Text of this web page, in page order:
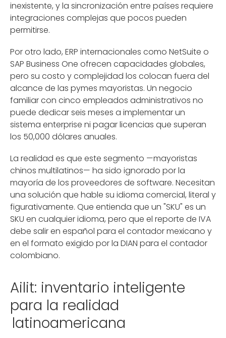
inexistente, y la sincronización entre países requiere
integraciones complejas que pocos pueden
permitirse.
Por otro lado, ERP internacionales como NetSuite o
SAP Business One ofrecen capacidades globales,
pero su costo y complejidad los colocan fuera del
alcance de las pymes mayoristas. Un negocio
familiar con cinco empleados administrativos no
puede dedicar seis meses a implementar un
sistema enterprise ni pagar licencias que superan
los 50,000 dólares anuales.
La realidad es que este segmento —mayoristas
chinos multilatinos— ha sido ignorado por la
mayoría de los proveedores de software. Necesitan
una solución que hable su idioma comercial, literal y
figurativamente. Que entienda que un "SKU" es un
SKU en cualquier idioma, pero que el reporte de IVA
debe salir en español para el contador mexicano y
en el formato exigido por la DIAN para el contador
colombiano.
Ailit: inventario inteligente
para la realidad
latinoamericana